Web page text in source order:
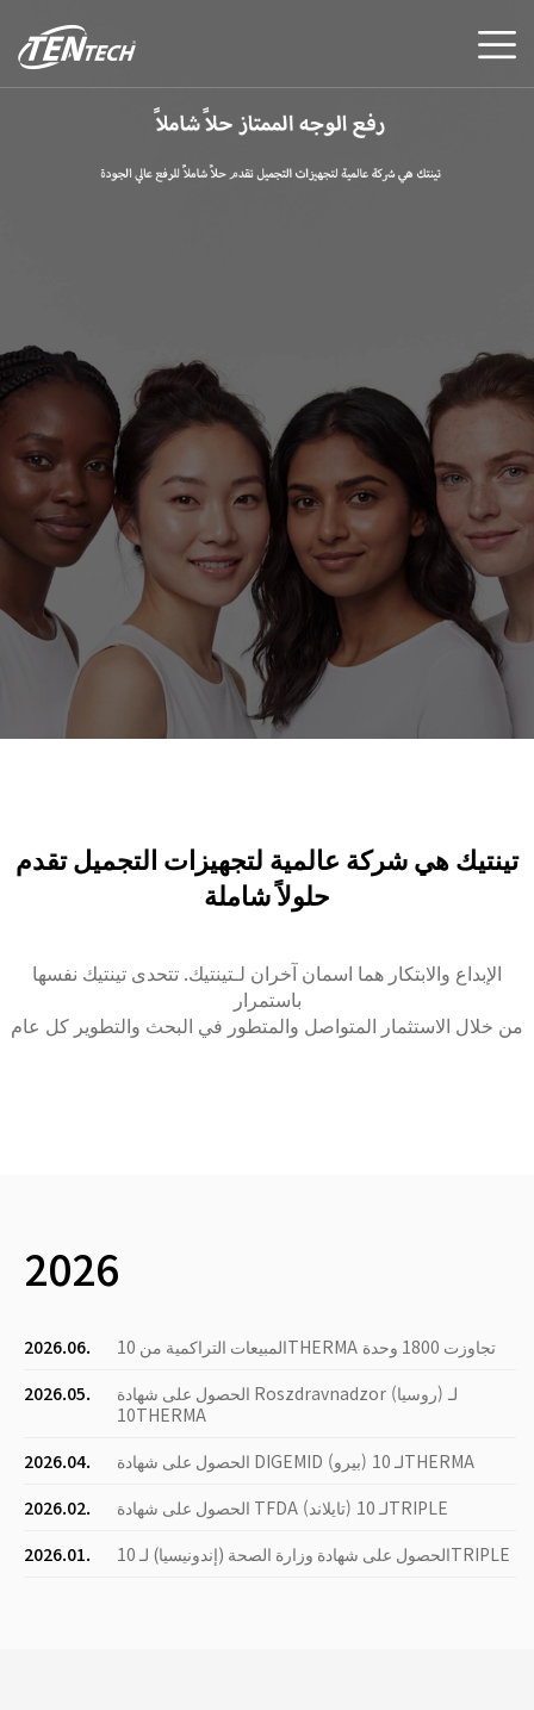
تينتيك هي شركة عالمية لتجهيزات التجميل تقدم
حلولاً شاملة
الإبداع والابتكار هما اسمان آخران لـتينتيك. تتحدى تينتيك نفسها
باستمرار
من خلال الاستثمار المتواصل والمتطور في البحث والتطوير كل عام
2026
2026.06.
المبيعات التراكمية من 10THERMA تجاوزت 1800 وحدة
2026.05.
الحصول على شهادة Roszdravnadzor (روسيا) لـ
10THERMA
2026.04.
الحصول على شهادة DIGEMID (بيرو) لـ 10THERMA
2026.02.
الحصول على شهادة TFDA (تايلاند) لـ 10TRIPLE
2026.01.
الحصول على شهادة وزارة الصحة (إندونيسيا) لـ 10TRIPLE